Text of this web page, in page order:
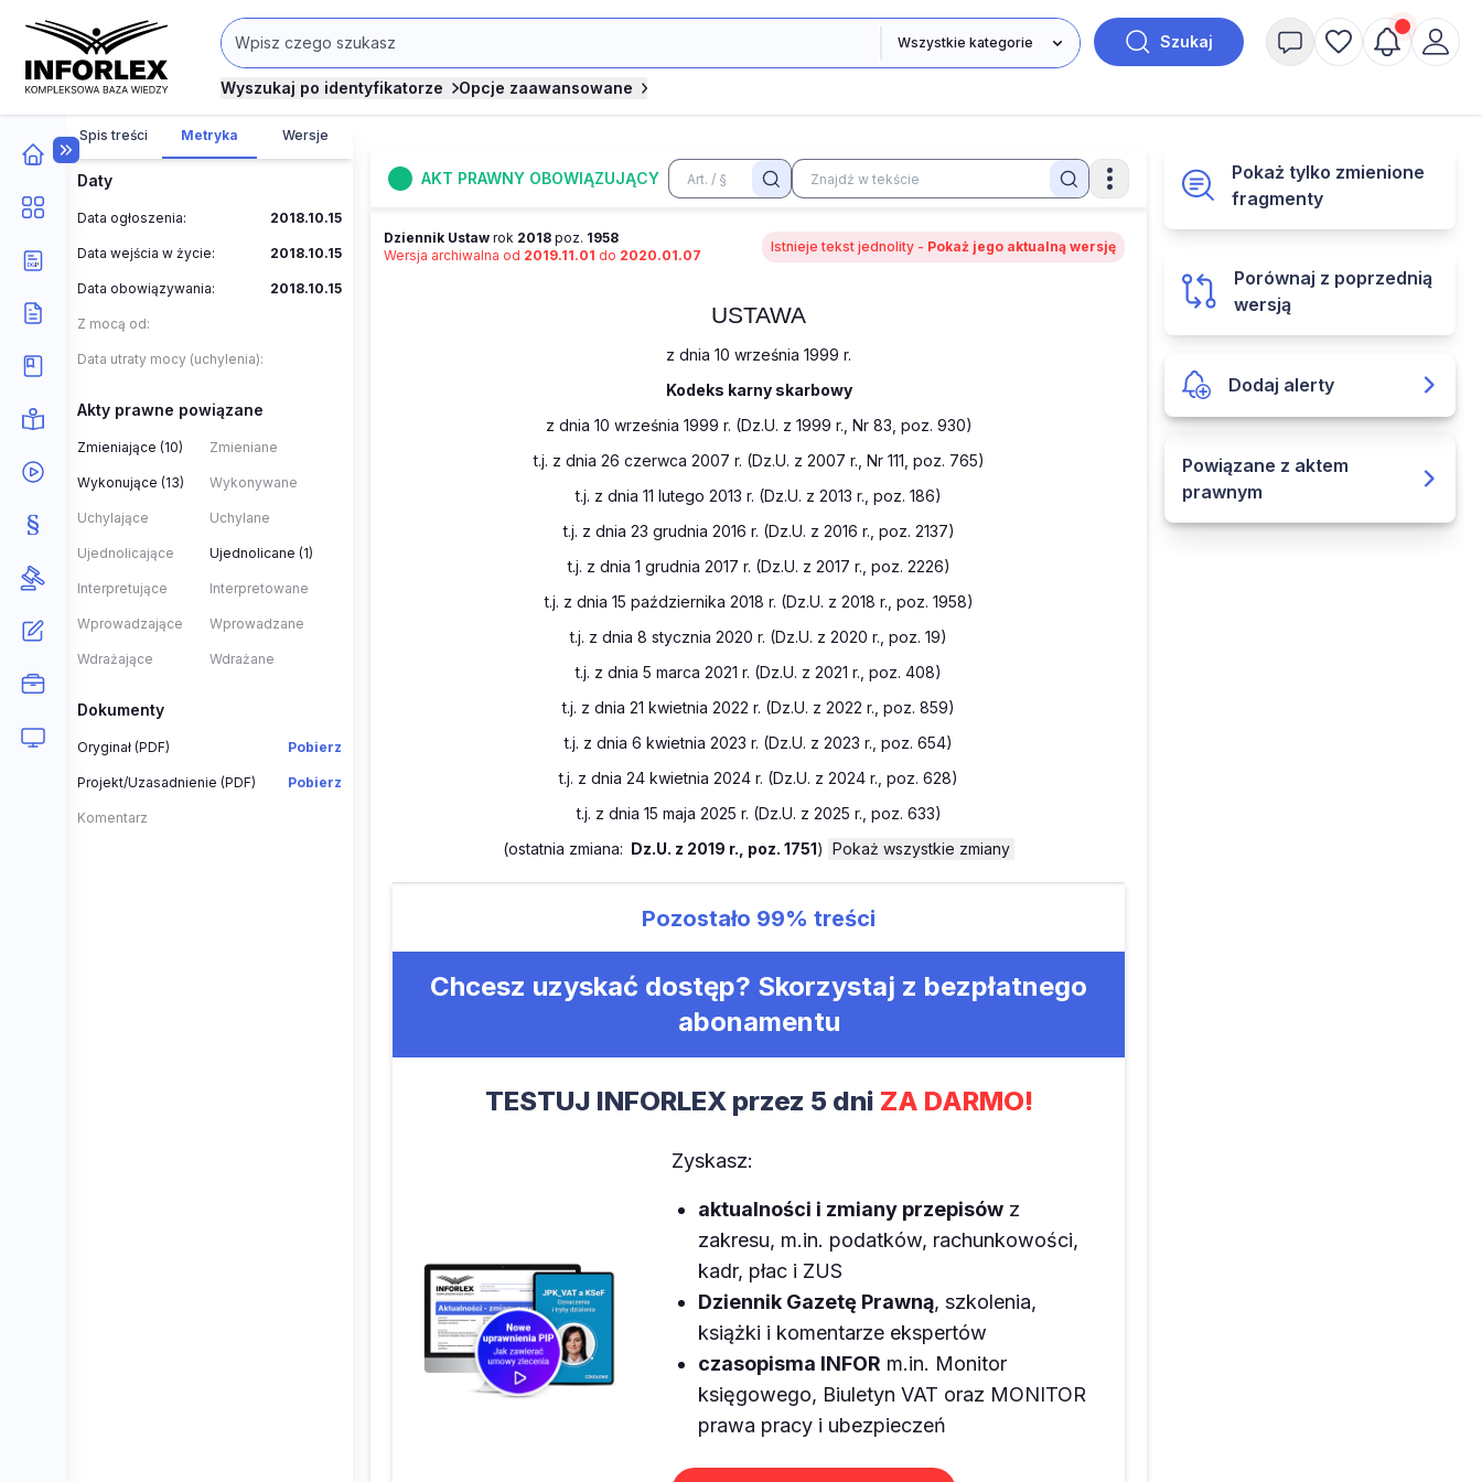
Szukaj
Wyszukaj po identyfikatorze Opcje zaawansowane
Spis treści Metryka Wersje
Daty
Data ogłoszenia: 2018.10.15
Data wejścia w życie: 2018.10.15
Data obowiązywania: 2018.10.15
Z mocą od:
Data utraty mocy (uchylenia):
Akty prawne powiązane
Zmieniające (10) Zmieniane
Wykonujące (13) Wykonywane
Uchylające Uchylane
Ujednolicające Ujednolicane (1)
Interpretujące Interpretowane
Wprowadzające Wprowadzane
Wdrażające Wdrażane
Dokumenty
Oryginał (PDF) Pobierz
Projekt/Uzasadnienie (PDF) Pobierz
Komentarz
AKT PRAWNY OBOWIĄZUJĄCY
Dziennik Ustaw rok 2018 poz. 1958
Wersja archiwalna od 2019.11.01 do 2020.01.07
Istnieje tekst jednolity - Pokaż jego aktualną wersję
USTAWA
z dnia 10 września 1999 r.
Kodeks karny skarbowy
z dnia 10 września 1999 r. (Dz.U. z 1999 r., Nr 83, poz. 930)
t.j. z dnia 26 czerwca 2007 r. (Dz.U. z 2007 r., Nr 111, poz. 765)
t.j. z dnia 11 lutego 2013 r. (Dz.U. z 2013 r., poz. 186)
t.j. z dnia 23 grudnia 2016 r. (Dz.U. z 2016 r., poz. 2137)
t.j. z dnia 1 grudnia 2017 r. (Dz.U. z 2017 r., poz. 2226)
t.j. z dnia 15 października 2018 r. (Dz.U. z 2018 r., poz. 1958)
t.j. z dnia 8 stycznia 2020 r. (Dz.U. z 2020 r., poz. 19)
t.j. z dnia 5 marca 2021 r. (Dz.U. z 2021 r., poz. 408)
t.j. z dnia 21 kwietnia 2022 r. (Dz.U. z 2022 r., poz. 859)
t.j. z dnia 6 kwietnia 2023 r. (Dz.U. z 2023 r., poz. 654)
t.j. z dnia 24 kwietnia 2024 r. (Dz.U. z 2024 r., poz. 628)
t.j. z dnia 15 maja 2025 r. (Dz.U. z 2025 r., poz. 633)
(ostatnia zmiana: Dz.U. z 2019 r., poz. 1751) Pokaż wszystkie zmiany
Pozostało 99% treści
Chcesz uzyskać dostęp? Skorzystaj z bezpłatnego
abonamentu
TESTUJ INFORLEX przez 5 dni ZA DARMO!
Zyskasz:
aktualności i zmiany przepisów z
zakresu, m.in. podatków, rachunkowości,
kadr, płac i ZUS
Dziennik Gazetę Prawną, szkolenia,
książki i komentarze ekspertów
czasopisma INFOR m.in. Monitor
księgowego, Biuletyn VAT oraz MONITOR
prawa pracy i ubezpieczeń
Pokaż tylko zmienione
fragmenty
Porównaj z poprzednią
wersją
Dodaj alerty
Powiązane z aktem
prawnym